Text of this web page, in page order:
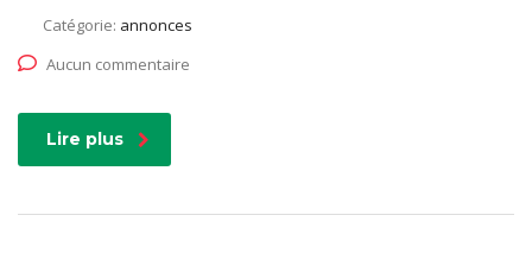
Catégorie: annonces
Aucun commentaire
Lire plus